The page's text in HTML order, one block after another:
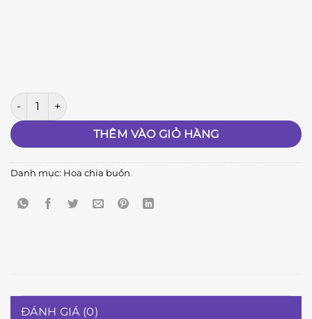
Biệt Ly A126 số lượng
THÊM VÀO GIỎ HÀNG
Danh mục: Hoa chia buồn
ĐÁNH GIÁ (0)